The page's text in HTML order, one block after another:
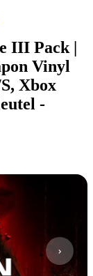
III Pack |
Vinyl
Xbox
-